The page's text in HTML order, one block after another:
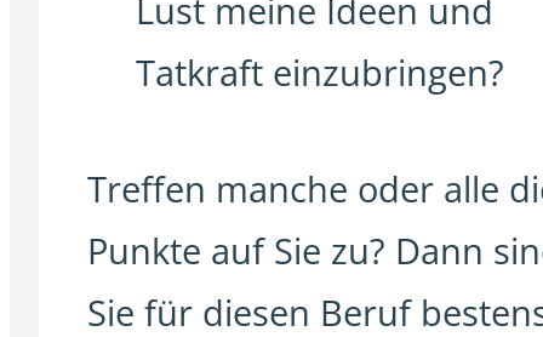
Lust meine Ideen und
Tatkraft einzubringen?
Treffen manche oder alle
Punkte auf Sie zu? Dann
Sie für diesen Beruf